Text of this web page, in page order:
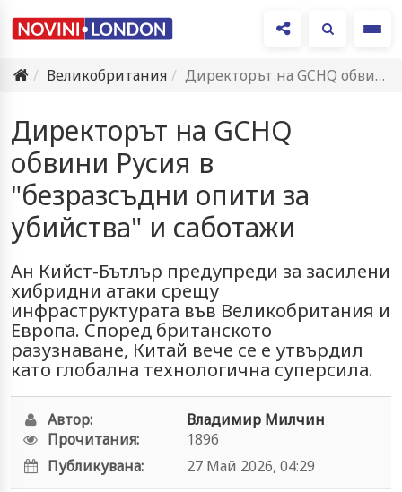
Великобритания
Директорът на GCHQ обвини Русия в "безразсъдни опити за убийства"…
Директорът на GCHQ
обвини Русия в
"безразсъдни опити за
убийства" и саботажи
Ан Кийст-Бътлър предупреди за засилени
хибридни атаки срещу
инфраструктурата във Великобритания и
Европа. Според британското
разузнаване, Китай вече се е утвърдил
като глобална технологична суперсила.
Автор:
Владимир Милчин
Прочитания:
1896
Публикувана:
27 Май 2026, 04:29